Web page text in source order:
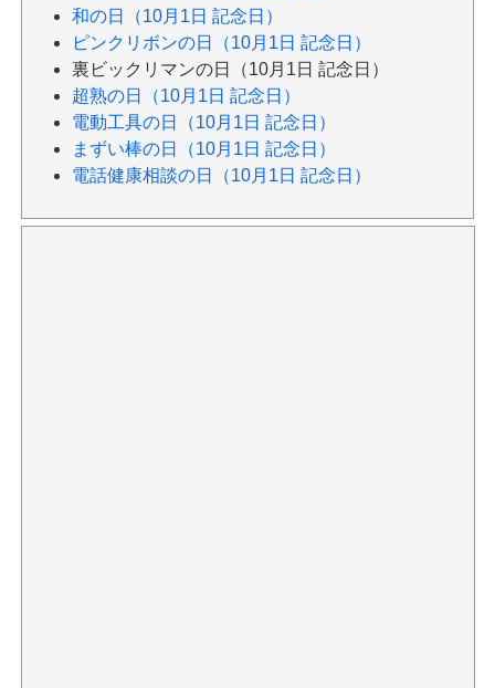
和の日（10月1日 記念日）
ピンクリボンの日（10月1日 記念日）
裏ビックリマンの日（10月1日 記念日）
超熟の日（10月1日 記念日）
電動工具の日（10月1日 記念日）
まずい棒の日（10月1日 記念日）
電話健康相談の日（10月1日 記念日）